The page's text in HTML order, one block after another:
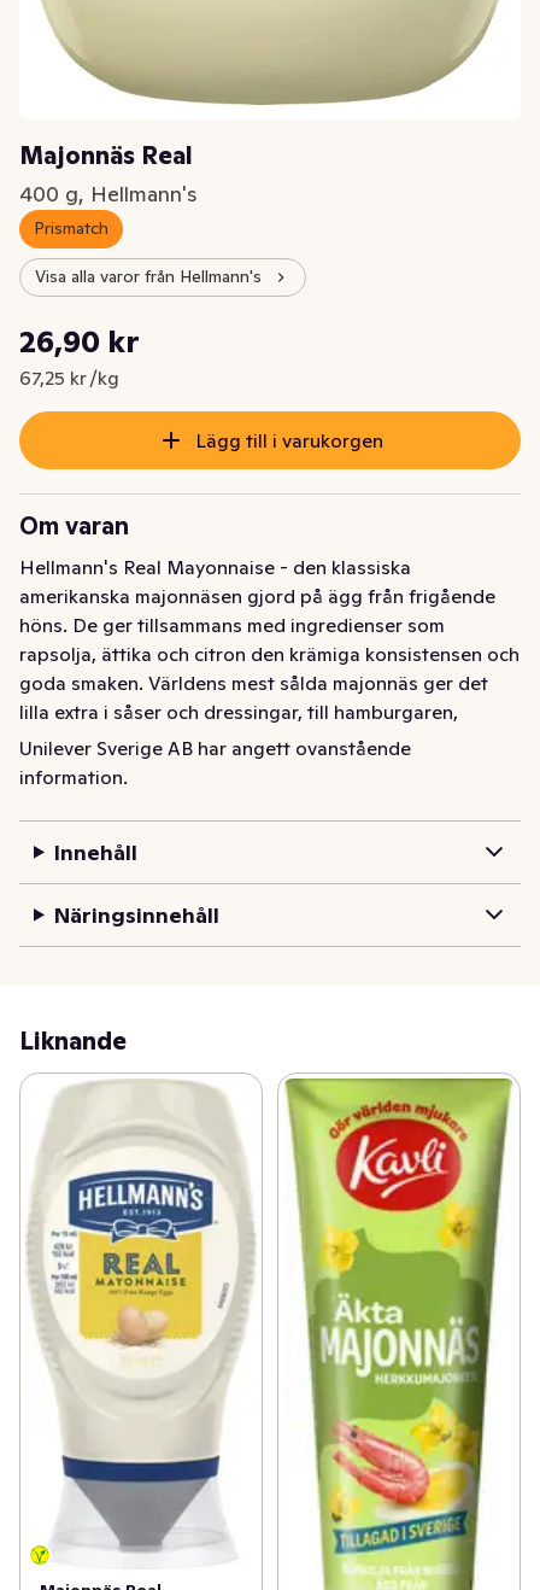
Majonnäs Real
400 g, Hellmann's
Prismatch
Visa alla varor från Hellmann's
Nuvarande pris är: 26,90 kr
26,90 kr
67,25 kr /kg
Styckpris: 67,25 kr /kg
Lägg till i varukorgen
Om varan
Hellmann's Real Mayonnaise - den klassiska
amerikanska majonnäsen gjord på ägg från frigående
höns. De ger tillsammans med ingredienser som
rapsolja, ättika och citron den krämiga konsistensen och
goda smaken. Världens mest sålda majonnäs ger det
lilla extra i såser och dressingar, till hamburgaren,
räkmackan, och också till bakning. Hellmann’s Real har
dessutom ett högt innehåll av både omega-3 och
svenska kostråden. Här i den ikoniska glasburken på
400g. Prova gärna våra andra smaker, Hellmann's
Majonnäs Chili eller Hellmann's Vegan Aioli. För över
100 år sedan skapades Hellmann’s Mayonnaise i en deli
i New York. Skaparen, Richard Hellmann, markerade
etikett idag och de belyser vårt ständiga engagemang
att tillverka produkter med hållbara ingredienser av
kvalitet. Inte bara för att vi tycker att det förbättrar våra
produkter, utan också för att det är rätt sak att göra.
Med vår gedigna kunskap inom god, enkel och ärlig mat
med fokus att bidra till en hållbar omgivning skapar vi
mat att njuta av, idag och föralltid. Vi hjälper människor
att njuta av det enkla nöjet av god, ärlig och hållbar mat
utan bekymmer eller slöseri. För alla matälskare, njut av
utsökt mat medHellmann's Majonnäs Real.
Hellmann's Real Mayonnaise – den klassiska
amerikanska majonnäsen gjord på ägg från frigående
höns. De ger tillsammans med ingredienser som
rapsolja, ättika och citron den krämiga konsistensen och
goda smaken.
Världens mest sålda majonnäs ger det lilla extra i såser
och dressingar, till hamburgaren, räkmackan, eller
Unilever Sverige AB har angett ovanstående
information.
Innehåll
Näringsinnehåll
Liknande